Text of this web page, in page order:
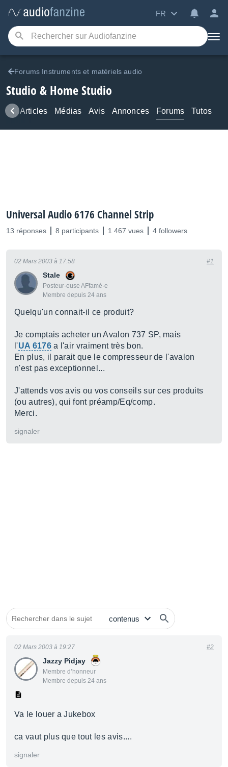
FR
Forums Instruments et matériels audio
Studio & Home Studio
Articles Médias Avis Annonces Forums Tutos
Universal Audio 6176 Channel Strip
13 réponses 8 participants 1 467 vues 4 followers
Stale
Posteur·euse AFfamé·e
Membre depuis 24 ans
02 Mars 2003 à 17:58 #1
Quelqu'un connait-il ce produit?
Je comptais acheter un Avalon 737 SP, mais
l'UA 6176a l'air vraiment très bon.
En plus, il parait que le compresseur de l'avalon
n'est pas exceptionnel...
J'attends vos avis ou vos conseils sur ces produits
(ou autres), qui font préamp/Eq/comp.
Merci.
signaler
Jazzy Pidjay
Membre d’honneur
Membre depuis 24 ans
02 Mars 2003 à 19:27 #2
Va le louer a Jukebox
ca vaut plus que tout les avis....
signaler